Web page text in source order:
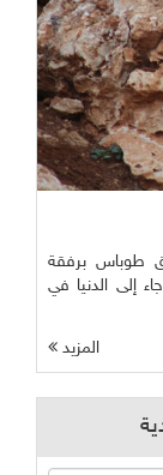
طوباس برفقة
إلى الدنيا في
المزيد